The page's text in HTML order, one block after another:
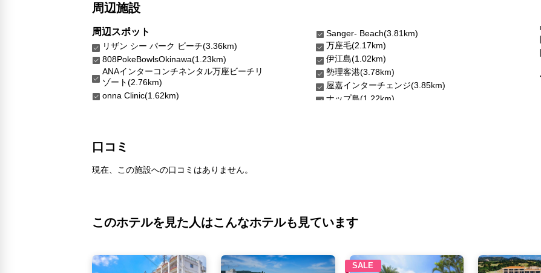
周辺施設
周辺スポット
リザン シー パーク ビーチ(3.36km)
808PokeBowlsOkinawa(1.23km)
ANAインターコンチネンタル万座ビーチリ
ゾート(2.76km)
onna Clinic(1.62km)
Sanger- Beach(3.81km)
万座毛(2.17km)
伊江島(1.02km)
勢理客港(3.78km)
屋嘉インターチェンジ(3.85km)
ナップ島(1.22km)
口コミ
現在、この施設への口コミはありません。
このホテルを見た人はこんなホテルも見ています